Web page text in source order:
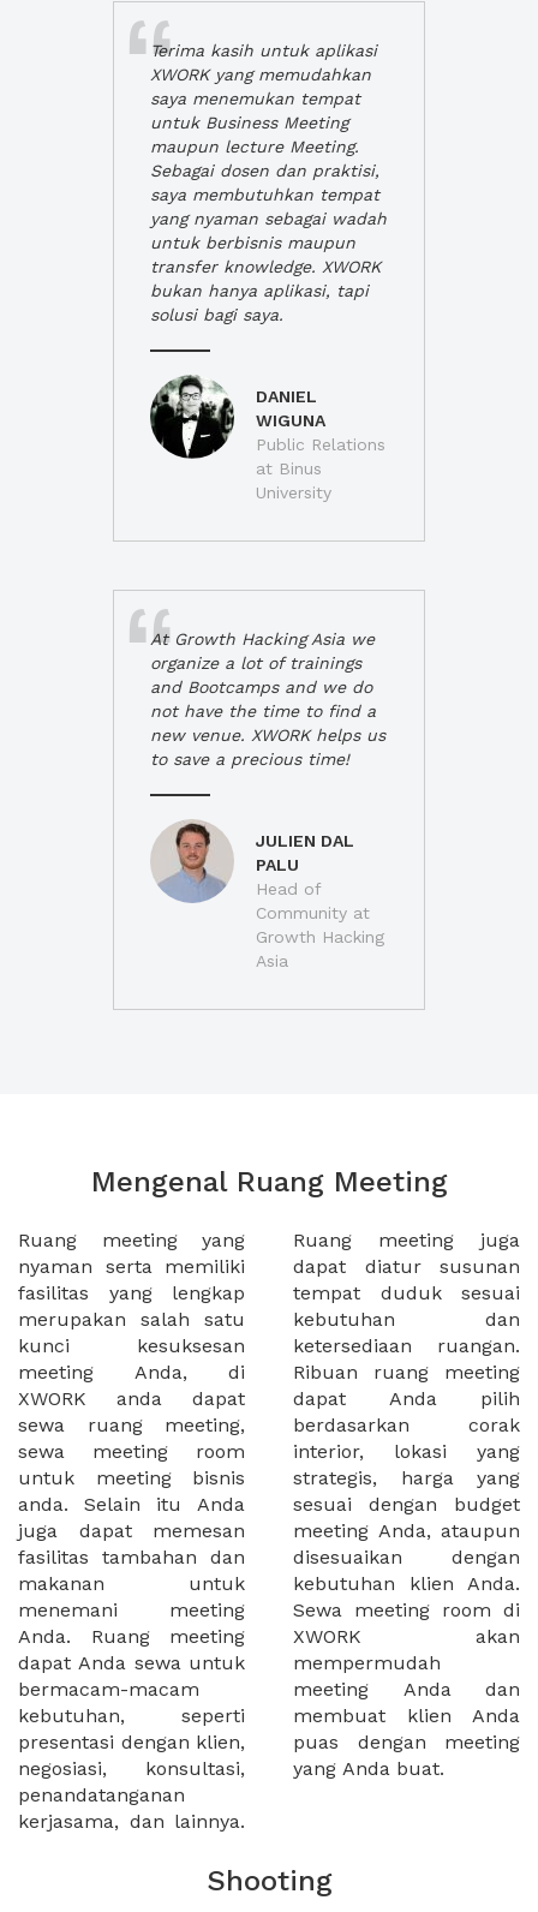
Terima kasih untuk aplikasi
XWORK yang memudahkan
saya menemukan tempat
untuk Business Meeting
maupun lecture Meeting.
Sebagai dosen dan praktisi,
saya membutuhkan tempat
yang nyaman sebagai wadah
untuk berbisnis maupun
transfer knowledge. XWORK
bukan hanya aplikasi, tapi
solusi bagi saya.
DANIEL
WIGUNA
Public Relations
at Binus
University
At Growth Hacking Asia we
organize a lot of trainings
and Bootcamps and we do
not have the time to find a
new venue. XWORK helps us
to save a precious time!
JULIEN DAL
PALU
Head of
Community at
Growth Hacking
Asia
Mengenal Ruang Meeting
Ruang meeting yang
nyaman serta memiliki
fasilitas yang lengkap
merupakan salah satu
kunci kesuksesan
meeting Anda, di
XWORK anda dapat
sewa ruang meeting,
sewa meeting room
untuk meeting bisnis
anda. Selain itu Anda
juga dapat memesan
fasilitas tambahan dan
makanan untuk
menemani meeting
Anda. Ruang meeting
dapat Anda sewa untuk
bermacam-macam
kebutuhan, seperti
presentasi dengan klien,
negosiasi, konsultasi,
penandatanganan
kerjasama, dan lainnya.
Ruang meeting juga
dapat diatur susunan
tempat duduk sesuai
kebutuhan dan
ketersediaan ruangan.
Ribuan ruang meeting
dapat Anda pilih
berdasarkan corak
interior, lokasi yang
strategis, harga yang
sesuai dengan budget
meeting Anda, ataupun
disesuaikan dengan
kebutuhan klien Anda.
Sewa meeting room di
XWORK akan
mempermudah
meeting Anda dan
membuat klien Anda
puas dengan meeting
yang Anda buat.
Shooting